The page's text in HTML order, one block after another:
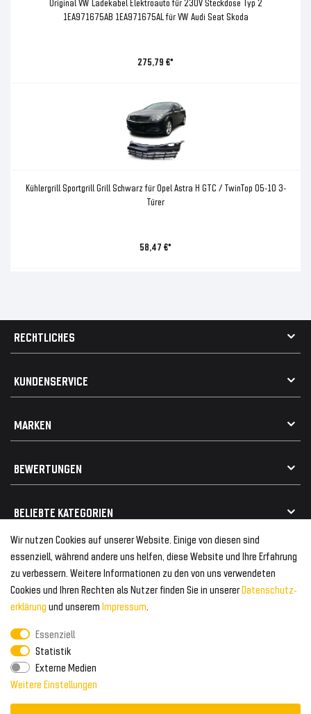
Original VW Ladekabel Elektroauto für 230V Steckdose Typ 2
1EA971675AB 1EA971675AL für VW Audi Seat Skoda
275,79 €*
Kühlergrill Sportgrill Grill Schwarz für Opel Astra H GTC / TwinTop 05-10 3-
Türer
58,47 €*
Wir nutzen Cookies auf unserer Website. Einige von diesen sind
essenziell, während andere uns helfen, diese Website und Ihre Erfahrung
zu verbessern. Weitere Informationen zu den von uns verwendeten
Cookies und Ihren Rechten als Nutzer finden Sie in unsererDaten­schutz­
erklärung und unserem Impressum.
Essenziell
Statistik
Externe Medien
Weitere Einstellungen
RECHTLICHES
Widerrufsrecht
Vertrag widerrufen
Elektro- / Altteilentsorgung
KUNDENSERVICE
MARKEN
Geeignet für Mercedes
Geeignet für Audi
BEWERTUNGEN
BELIEBTE KATEGORIEN
Frontspoiler
Heckspoiler
Kabelbäume
Kühlergrill
FOLGEN SIE UNS AUF
Tuning Fanatics
ZAHLUNG & VERSAND
Zahlungsanbieter
Versand & Zahlung
WELTWEITER VERSAND
© 2026 Tuning Fanatics